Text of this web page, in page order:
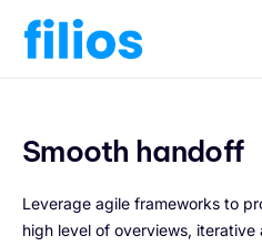
Opiniones
Guía fiscal
Contacta
Smooth handoff
Leverage agile frameworks to
high level of overviews,